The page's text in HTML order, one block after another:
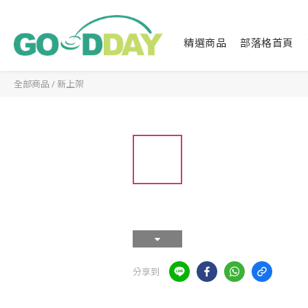
精選商品 部落格首頁
全部商品 /新上架
分享到